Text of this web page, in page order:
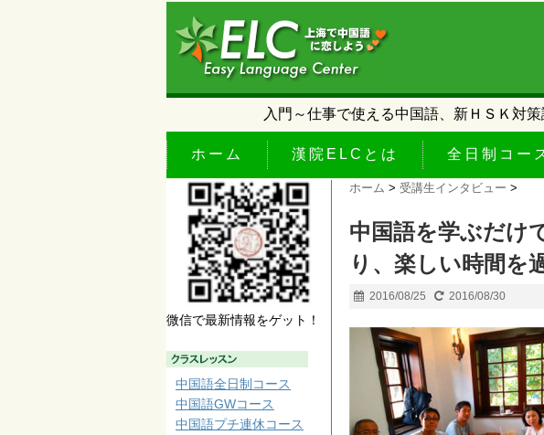
入門～仕事で使える中国語、新ＨＳＫ対
ホーム 漢院ELCとは 全日制コー
ホーム > 受講生インタビュー >
中国語を学ぶだけ
り、楽しい時間を
2016/08/25 2016/08/30
微信で最新情報をゲット！
中国語全日制コース
中国語GWコース
中国語プチ連休コース